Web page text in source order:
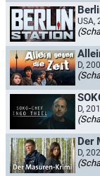
USA,
D,
D,
Der
D,